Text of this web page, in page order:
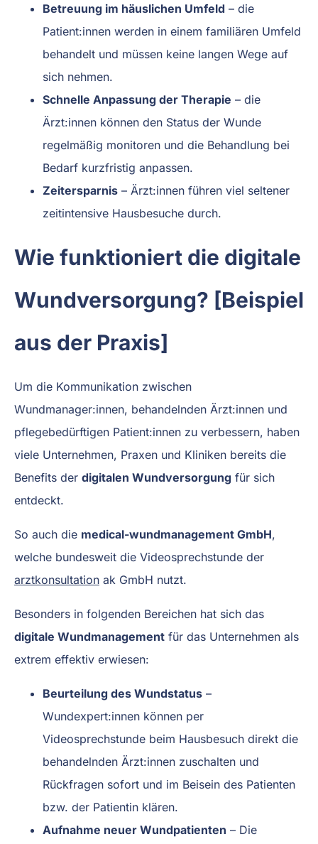
Betreuung im häuslichen Umfeld – die
Patient:innen werden in einem familiären Umfeld
behandelt und müssen keine langen Wege auf
sich nehmen.
Schnelle Anpassung der Therapie – die
Ärzt:innen können den Status der Wunde
regelmäßig monitoren und die Behandlung bei
Bedarf kurzfristig anpassen.
Zeitersparnis – Ärzt:innen führen viel seltener
zeitintensive Hausbesuche durch.
Wie funktioniert die digitale
Wundversorgung? [Beispiel
aus der Praxis]
Um die Kommunikation zwischen
Wundmanager:innen, behandelnden Ärzt:innen und
pflegebedürftigen Patient:innen zu verbessern, haben
viele Unternehmen, Praxen und Kliniken bereits die
Benefits der digitalen Wundversorgung für sich
entdeckt.
So auch die medical-wundmanagement GmbH,
welche bundesweit die Videosprechstunde der
arztkonsultation ak GmbH nutzt.
Besonders in folgenden Bereichen hat sich das
digitale Wundmanagement für das Unternehmen als
extrem effektiv erwiesen:
Beurteilung des Wundstatus –
Wundexpert:innen können per
Videosprechstunde beim Hausbesuch direkt die
behandelnden Ärzt:innen zuschalten und
Rückfragen sofort und im Beisein des Patienten
bzw. der Patientin klären.
Aufnahme neuer Wundpatienten – Die